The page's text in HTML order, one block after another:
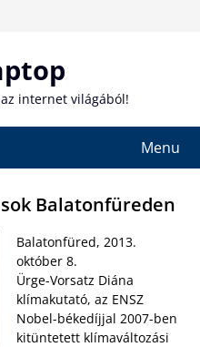
internet világából!
Menu
Balatonfüreden
Balatonfüred, 2013.
október 8.
Ürge-Vorsatz Diána
klímakutató, az ENSZ
Nobel-békedíjjal 2007-ben
kitüntetett klímaváltozási